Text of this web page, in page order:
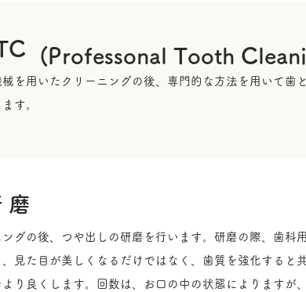
械を用いたクリーニングの後、専門的な方法を用いて歯
す。
(Professonal Tooth
磨
ングの後、つや出しの研磨を行います。研磨の際、歯科
、見た目が美しくなるだけではなく、歯質を強化すると
より良くします。回数は、お口の中の状態によりますが